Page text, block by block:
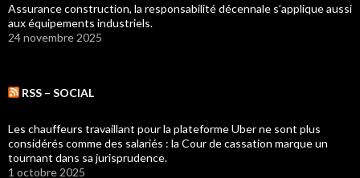
Assurance construction, la responsabilité décennale s’applique aussi
aux équipements industriels.
24 novembre 2025
RSS – SOCIAL
Les chauffeurs travaillant pour la plateforme Uber ne sont plus
considérés comme des salariés : la Cour de cassation marque un
tournant dans sa jurisprudence.
1 octobre 2025